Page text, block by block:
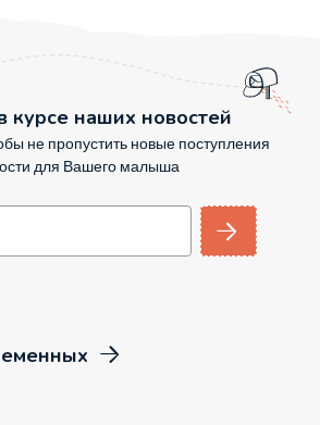
курсе наших новостей
не пропустить новые поступления
для Вашего малыша